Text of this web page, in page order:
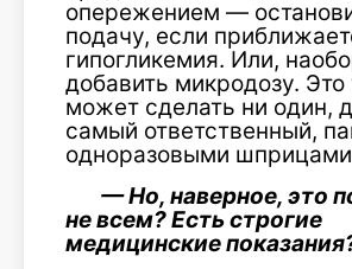
опережением —
подачу, если
гипогликемия. Или,
добавить микродозу. Это
может сделать ни один,
самый ответственный,
одноразовыми
— Но, наверное, это
не всем? Есть строгие
медицинские